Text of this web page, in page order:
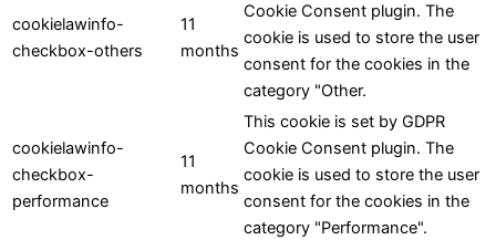
cookielawinfo-
checkbox-others
11
months
Cookie Consent plugin. The
cookie is used to store the user
consent for the cookies in the
category "Other.
cookielawinfo-
checkbox-
performance
11
months
This cookie is set by GDPR
Cookie Consent plugin. The
cookie is used to store the user
consent for the cookies in the
category "Performance".